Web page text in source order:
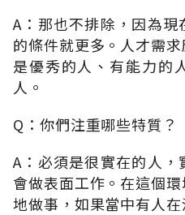
A：那也不排除，因為
的條件就更多。人才需
是優秀的人、有能力的
人。
Q：你們注重哪些特質？
A：必須是很實在的人
會做表面工作。在這個
地做事，如果當中有人